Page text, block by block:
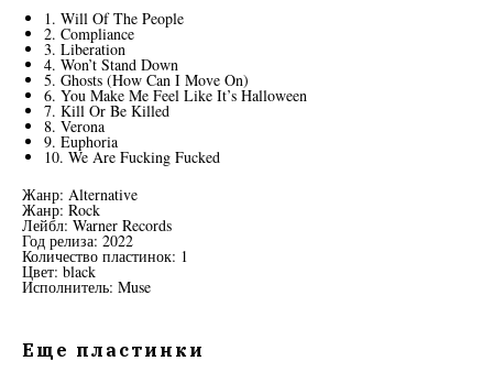
1. Will Of The People
2. Compliance
3. Liberation
4. Won’t Stand Down
5. Ghosts (How Can I Move On)
6. You Make Me Feel Like It’s Halloween
7. Kill Or Be Killed
8. Verona
9. Euphoria
10. We Are Fucking Fucked
Жанр: Alternative
Жанр: Rock
Лейбл: Warner Records
Год релиза: 2022
Количество пластинок: 1
Цвет: black
Исполнитель: Muse
Еще пластинки